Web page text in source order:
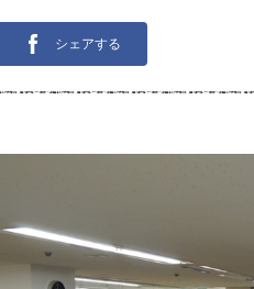
シェアする